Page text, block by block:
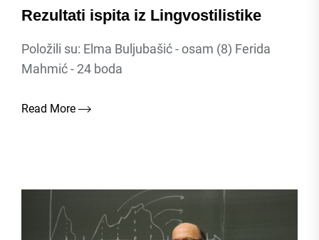
Rezultati ispita iz Lingvostilistike
Položili su: Elma Buljubašić - osam (8) Ferida
Mahmić - 24 boda
Read More